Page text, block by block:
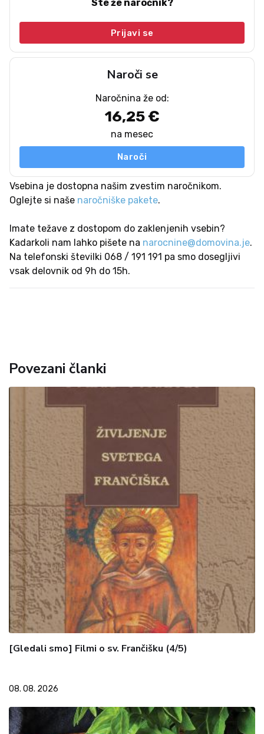
Ste že naročnik?
Prijavi se
Naroči se
Naročnina že od:
16,25 €
na mesec
Naroči
Vsebina je dostopna našim zvestim naročnikom.
Oglejte si naše naročniške pakete.
Imate težave z dostopom do zaklenjenih vsebin?
Kadarkoli nam lahko pišete na narocnine@domovina.je.
Na telefonski številki 068 / 191 191 pa smo dosegljivi
vsak delovnik od 9h do 15h.
Povezani članki
[Gledali smo] Filmi o sv. Frančišku (4/5)
08. 08. 2026